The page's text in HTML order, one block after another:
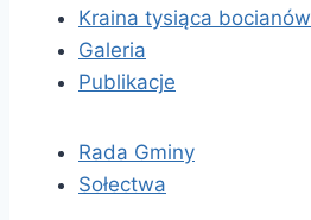
Kraina tysiąca bocianów
Galeria
Publikacje
Rada Gminy
Sołectwa